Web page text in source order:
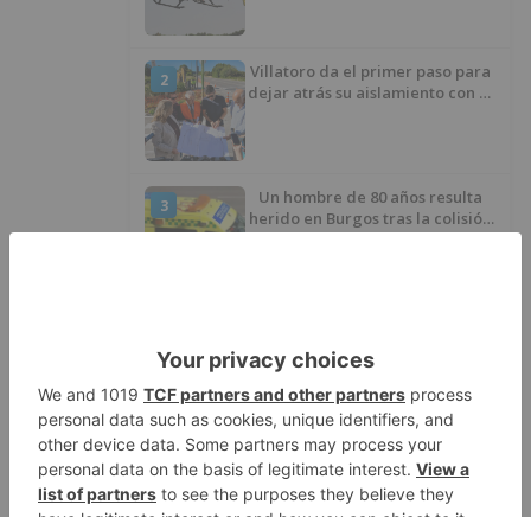
2
Villatoro da el primer paso para
dejar atrás su aislamiento con el
3
Un hombre de 80 años resulta
herido en Burgos tras la colisión
5
La Guardia Civil desmonta la
versión de un repartidor tras
desaparecer 3.256 euros